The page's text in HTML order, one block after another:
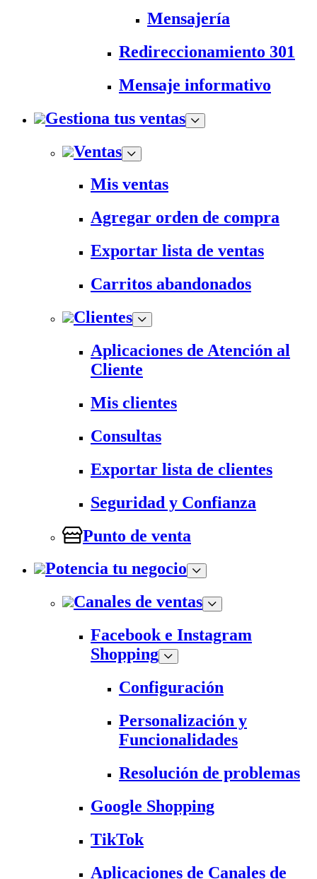
Mensajería
Redireccionamiento 301
Mensaje informativo
Gestiona tus ventas
Ventas
Mis ventas
Agregar orden de compra
Exportar lista de ventas
Carritos abandonados
Clientes
Aplicaciones de Atención al
Cliente
Mis clientes
Consultas
Exportar lista de clientes
Seguridad y Confianza
Punto de venta
Potencia tu negocio
Canales de ventas
Facebook e Instagram
Shopping
Configuración
Personalización y
Funcionalidades
Resolución de problemas
Google Shopping
TikTok
Aplicaciones de Canales de